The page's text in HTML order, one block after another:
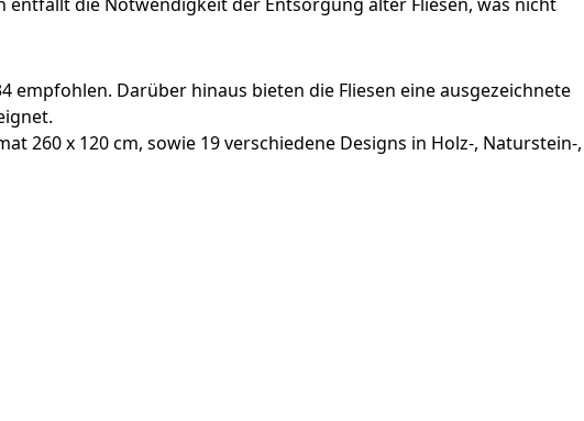
Darüber hinaus bieten die Fliesen eine ausgezeichnete
260 x 120 cm, sowie 19 verschiedene Designs in Holz-, Naturstein-,